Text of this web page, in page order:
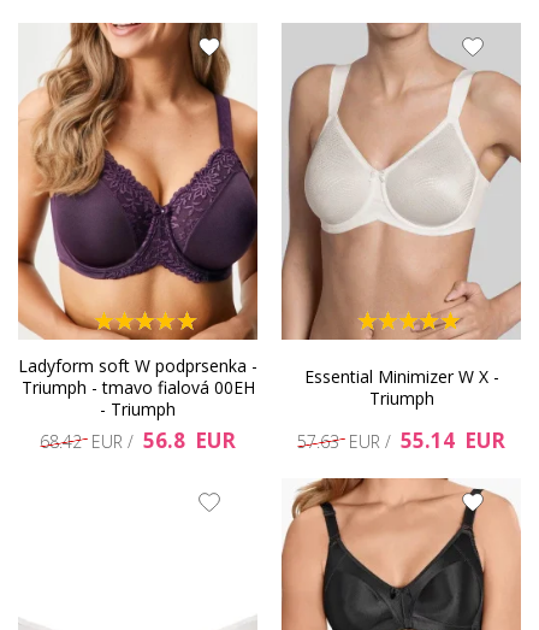
Ladyform soft W podprsenka -
Triumph - tmavo fialová 00EH
- Triumph
68.42 EUR / 56.8 EUR
Essential Minimizer W X -
Triumph
57.63 EUR / 55.14 EUR